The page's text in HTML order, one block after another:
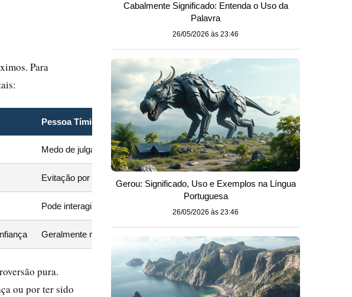
Para
Pessoa Tímida Pessoa Introvertida
Medo de julgamento ou constrangimento Preferência por baixa
Evitação por ansiedade, pode falar quando confortável
Pode interagir com esforço e apoio
Geralmente melhora com exposição gradual e terapia É um traço de
pura.
ou por ter sido
Cabalmente Significado: Entenda o Uso da
Palavra
26/05/2026 às 23:46
Gerou: Significado, Uso e Exemplos na Língua
Portuguesa
26/05/2026 às 23:46